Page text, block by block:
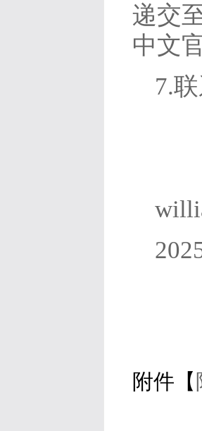
递交
中文
7.
附件【